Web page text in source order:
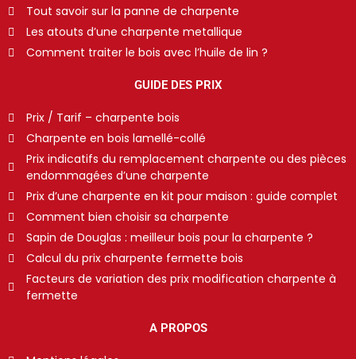
Tout savoir sur la panne de charpente
Les atouts d’une charpente metallique
Comment traiter le bois avec l’huile de lin ?
GUIDE DES PRIX
Prix / Tarif – charpente bois
Charpente en bois lamellé-collé
Prix indicatifs du remplacement charpente ou des pièces
endommagées d’une charpente
Prix d’une charpente en kit pour maison : guide complet
Comment bien choisir sa charpente
Sapin de Douglas : meilleur bois pour la charpente ?
Calcul du prix charpente fermette bois
Facteurs de variation des prix modification charpente à
fermette
A PROPOS